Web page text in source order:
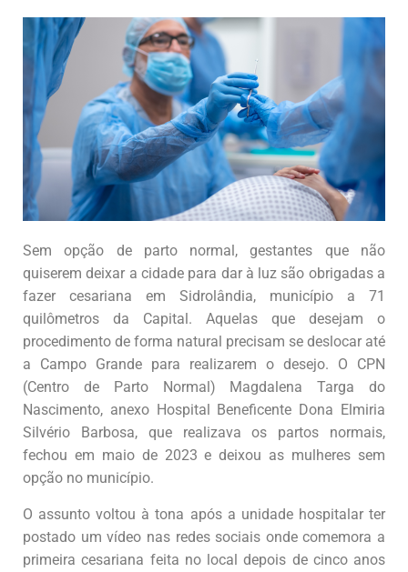
Sem opção de parto normal, gestantes que não
quiserem deixar a cidade para dar à luz são obrigadas a
fazer cesariana em Sidrolândia, município a 71
quilômetros da Capital. Aquelas que desejam o
procedimento de forma natural precisam se deslocar até
a Campo Grande para realizarem o desejo. O CPN
(Centro de Parto Normal) Magdalena Targa do
Nascimento, anexo Hospital Beneficente Dona Elmiria
Silvério Barbosa, que realizava os partos normais,
fechou em maio de 2023 e deixou as mulheres sem
opção no município.
O assunto voltou à tona após a unidade hospitalar ter
postado um vídeo nas redes sociais onde comemora a
primeira cesariana feita no local depois de cinco anos